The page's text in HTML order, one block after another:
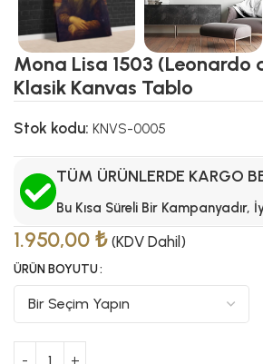
Mona Lisa 1503 (Leonardo
Klasik Kanvas Tablo
Stok kodu: KNVS-0005
TÜM ÜRÜNLERDE KARGO
Bu Kısa Süreli Bir Kampanyadır,
1.950,00 ₺ (KDV Dahil)
ÜRÜN BOYUTU